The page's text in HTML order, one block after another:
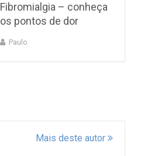
Fibromialgia – conheça
os pontos de dor
Paulo
Mais deste autor